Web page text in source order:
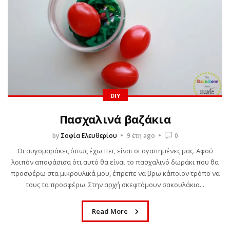
DIY
Πασχαλινά βαζάκια
by Σοφία Ελευθερίου 9 έτη ago 0
Οι αυγομαράκες όπως έχω πει, είναι οι αγαπημένες μας. Αφού
λοιπόν αποφάσισα ότι αυτό θα είναι το πασχαλινό δωράκι που θα
προσφέρω στα μικρουλικά μου, έπρεπε να βρω κάποιον τρόπο να
τους τα προσφέρω. Στην αρχή σκεφτόμουν σακουλάκια...
Read More